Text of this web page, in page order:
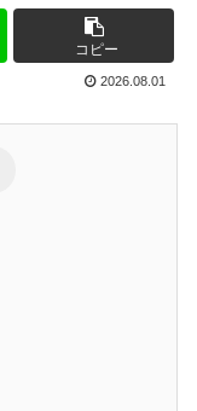
コピー
2026.08.01